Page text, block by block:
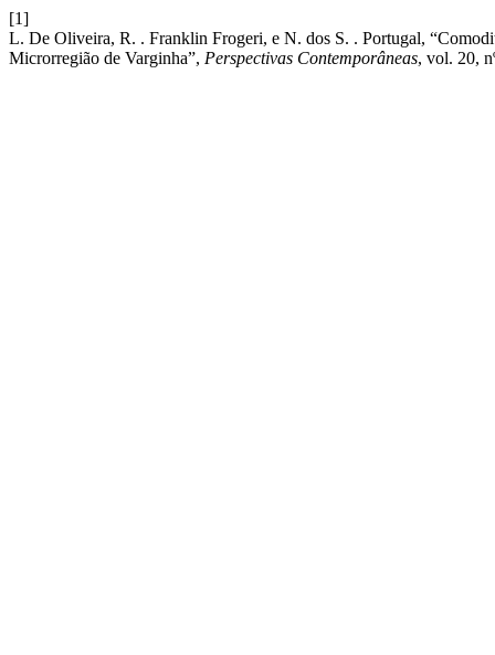
[1]
L. De Oliveira, R. . Franklin Frogeri, e N. dos S. . Portugal,
Microrregião de Varginha”, Perspectivas Contemporâneas, vol. 20,